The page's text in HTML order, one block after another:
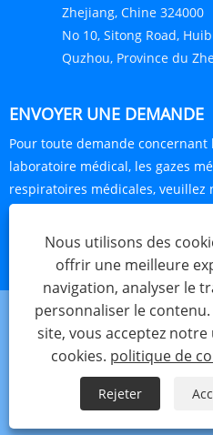
Zhejiang, Chine 324000
No 10, Sitong Road,
Quzhou, Province du
ENVOYER UNE DEMANDE
Pour toute demande concernant
laboratoire médical, les gazes
respiratoires médicales, veuillez
mail et nous vous contacterons
ENQUÊTE MAINTENANT
Links Sitemap RSS
Copyright © 2024 Haorun Medical
Nous utilisons des
offrir une meilleure
navigation, analyser le
personnaliser le
site, vous acceptez
cookies. politique de
Rejeter